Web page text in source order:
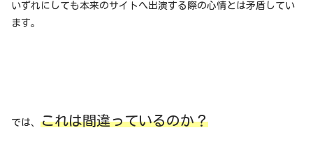
いずれにしても本来のサイトへ出演する際の心情とは矛盾してい
ます。
では、 これは間違っているのか？